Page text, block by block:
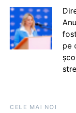
pe
CELE MAI NOI